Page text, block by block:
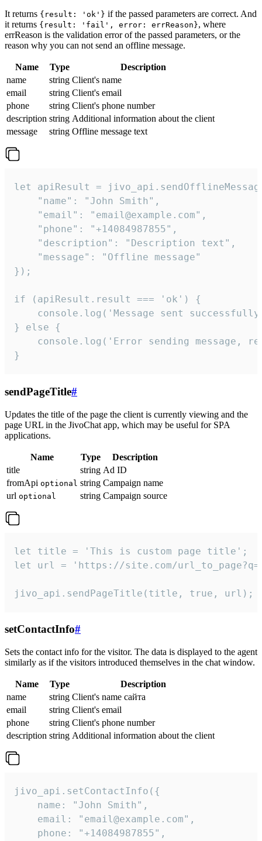
It returns {result: 'ok'} if the passed parameters are correct. And
it returns {result: 'fail', error: errReason}, where
errReason is the validation error of the passed parameters, or the
reason why you can not send an offline message.
Name Type
Description
name
string Client's name
email
string Client's email
phone
string Client's phone number
description string Additional information about the client
message
string Offline message text
let apiResult =
    "name": "John Smith",
    "email": "email@example.com",
    "phone": "+14084987855",
    "description": "Description text",
    "message": "Offline message"
});
if (apiResult.result === 'ok') {
console.log('Message sent
} else {
console.log('Error sending message,
}
sendPageTitle#
Updates the title of the page the client is currently viewing and the
page URL in the JivoChat app, which may be useful for SPA
applications.
Name Type
Description
title
string Ad ID
fromApi optional string Campaign name
url optional string Campaign source
let title = 'This is custom page title';
let url = 'https://site.com/
jivo_api.sendPageTitle(title, true, url);
setContactInfo#
Sets the contact info for the visitor. The data is displayed to the agent
similarly as if the visitors introduced themselves in the chat window.
Name Type
Description
name
string Client's name сайта
email
string Client's email
phone
string Client's phone number
description string Additional information about the client
jivo_api.setContactInfo({
    name: "John Smith",
    email: "email@example.com",
    phone: "+14084987855",